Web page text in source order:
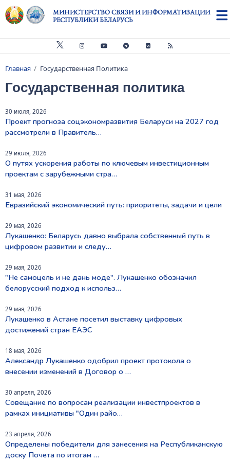
Перейти к основному содержанию
МИНИСТЕРСТВО СВЯЗИ И ИНФОРМАТИЗАЦИИ
РЕСПУБЛИКИ БЕЛАРУСЬ
Строка навигации
Главная Государственная Политика
Государственная политика
30 июля, 2026
Проект прогноза соцэкономразвития Беларуси на 2027 год
рассмотрели в Правитель…
29 июля, 2026
О путях ускорения работы по ключевым инвестиционным
проектам с зарубежными стра…
31 мая, 2026
Евразийский экономический путь: приоритеты, задачи и цели
29 мая, 2026
Лукашенко: Беларусь давно выбрала собственный путь в
цифровом развитии и следу…
29 мая, 2026
"Не самоцель и не дань моде". Лукашенко обозначил
белорусский подход к использ…
29 мая, 2026
Лукашенко в Астане посетил выставку цифровых
достижений стран ЕАЭС
18 мая, 2026
Александр Лукашенко одобрил проект протокола о
внесении изменений в Договор о …
30 апреля, 2026
Совещание по вопросам реализации инвестпроектов в
рамках инициативы "Один райо…
23 апреля, 2026
Определены победители для занесения на Республиканскую
доску Почета по итогам …